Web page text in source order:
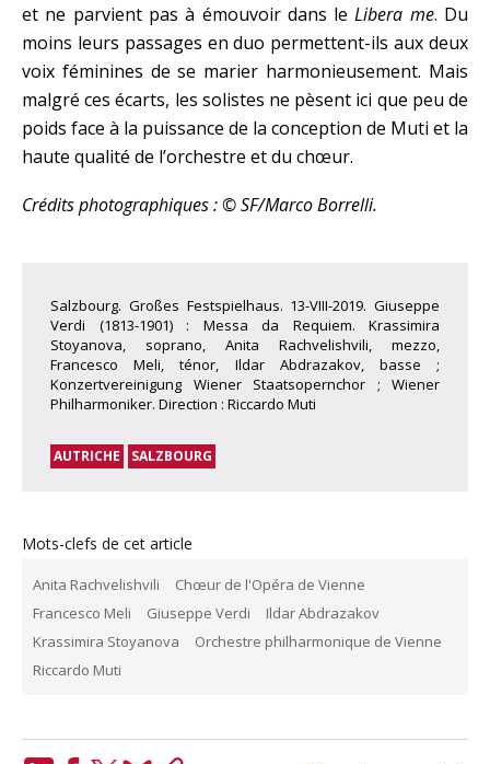
et ne parvient pas à émouvoir dans leLibera me. Du
moins leurs passages en duo permettent-ils aux deux
voix féminines de se marier harmonieusement. Mais
malgré ces écarts, les solistes ne pèsent ici que peu de
poids face à la puissance de la conception de Muti et la
haute qualité de l’orchestre et du chœur.
Crédits photographiques :© SF/Marco Borrelli.
Salzbourg. Großes Festspielhaus. 13-VIII-2019. Giuseppe
Verdi (1813-1901) : Messa da Requiem. Krassimira
Stoyanova, soprano, Anita Rachvelishvili, mezzo,
Francesco Meli, ténor, Ildar Abdrazakov, basse ;
Konzertvereinigung Wiener Staatsopernchor ; Wiener
Philharmoniker. Direction : Riccardo Muti
AUTRICHE SALZBOURG
Mots-clefs de cet article
Anita Rachvelishvili
Chœur de l'Opéra de Vienne
Francesco Meli
Giuseppe Verdi
Ildar Abdrazakov
Krassimira Stoyanova
Orchestre philharmonique de Vienne
Riccardo Muti